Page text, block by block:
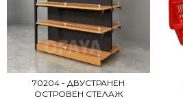
70204 - ДВУСТРАНЕН
ОСТРОВЕН СТЕЛАЖ